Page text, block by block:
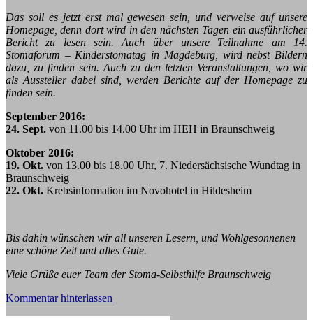
Das soll es jetzt erst mal gewesen sein, und verweise auf unsere
Homepage, denn dort wird in den nächsten Tagen ein ausführlicher
Bericht zu lesen sein. Auch über unsere Teilnahme am 14.
Stomaforum – Kinderstomatag in Magdeburg, wird nebst Bildern
dazu, zu finden sein. Auch zu den letzten Veranstaltungen, wo wir
als Aussteller dabei sind, werden Berichte auf der Homepage zu
finden sein.
September 2016:
24. Sept. von 11.00 bis 14.00 Uhr im HEH in Braunschweig
Oktober 2016:
19. Okt. von 13.00 bis 18.00 Uhr, 7. Niedersächsische Wundtag in
Braunschweig
22. Okt. Krebsinformation im Novohotel in Hildesheim
Bis dahin wünschen wir all unseren Lesern, und Wohlgesonnenen
eine schöne Zeit und alles Gute.
Viele Grüße euer Team der Stoma-Selbsthilfe Braunschweig
Kommentar hinterlassen